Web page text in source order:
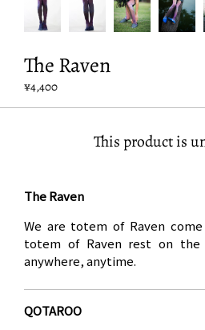
The Raven
¥4,400
This product is
The Raven
We are totem of Raven
totem of Raven rest on
anywhere, anytime.
QOTAROO